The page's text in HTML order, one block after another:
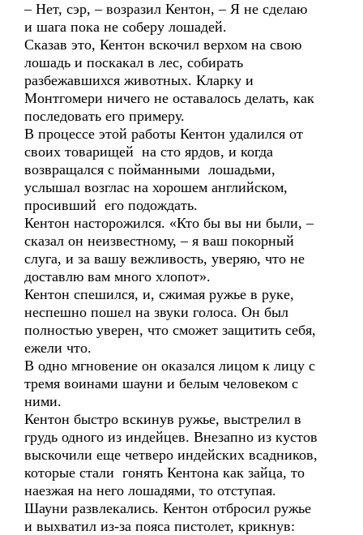
– Нет, сэр, – возразил Кентон, – Я не сделаю
и шага пока не соберу лошадей.
Сказав это, Кентон вскочил верхом на свою
лошадь и поскакал в лес, собирать
разбежавшихся животных. Кларку и
Монтгомери ничего не оставалось делать, как
последовать его примеру.
В процессе этой работы Кентон удалился от
своих товарищей на сто ярдов, и когда
возвращался с пойманными лошадьми,
услышал возглас на хорошем английском,
просивший его подождать.
Кентон насторожился. «Кто бы вы ни были, –
сказал он неизвестному, – я ваш покорный
слуга, и за вашу вежливость, уверяю, что не
доставлю вам много хлопот».
Кентон спешился, и, сжимая ружье в руке,
неспешно пошел на звуки голоса. Он был
полностью уверен, что сможет защитить себя,
ежели что.
В одно мгновение он оказался лицом к лицу с
тремя воинами шауни и белым человеком с
ними.
Кентон быстро вскинув ружье, выстрелил в
грудь одного из индейцев. Внезапно из кустов
выскочили еще четверо индейских всадников,
которые стали гонять Кентона как зайца, то
наезжая на него лошадями, то отступая.
Шауни развлекались. Кентон отбросил ружье
и выхватил из-за пояса пистолет, крикнув: